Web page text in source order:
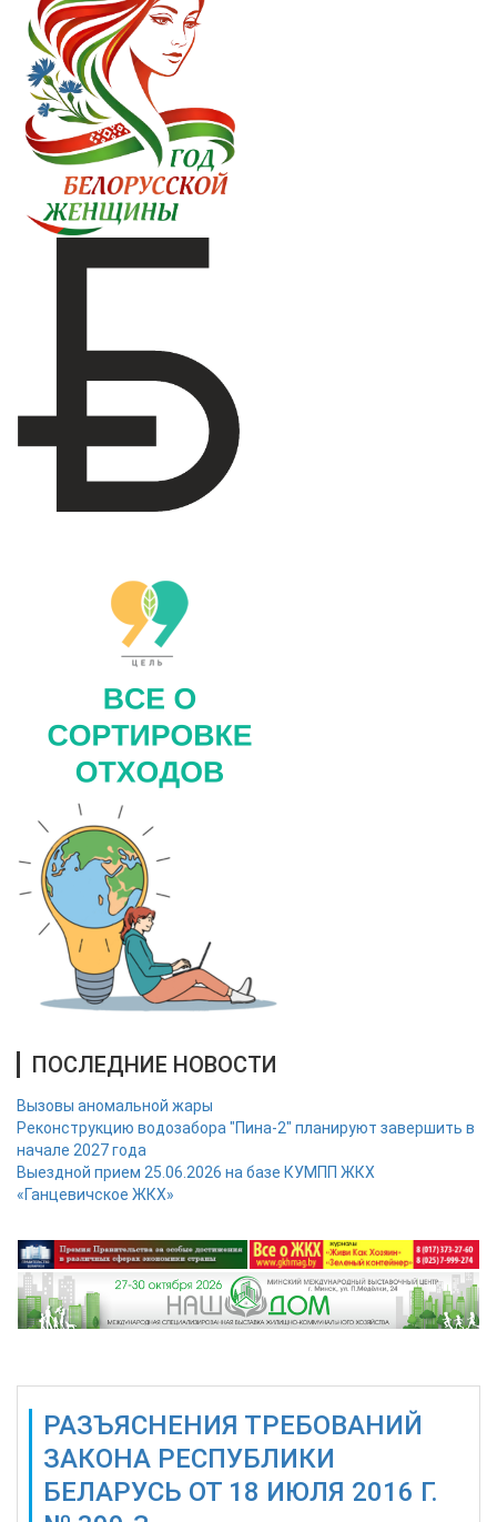
ПОСЛЕДНИЕ НОВОСТИ
Вызовы аномальной жары
Реконструкцию водозабора "Пина-2" планируют завершить в
начале 2027 года
Выездной прием 25.06.2026 на базе КУМПП ЖКХ
«Ганцевичское ЖКХ»
РАЗЪЯСНЕНИЯ ТРЕБОВАНИЙ
ЗАКОНА РЕСПУБЛИКИ
БЕЛАРУСЬ ОТ 18 ИЮЛЯ 2016 Г.